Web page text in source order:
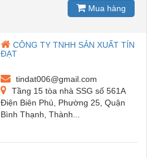
Mua hàng
CÔNG TY TNHH SẢN XUẤT TÍN
ĐẠT
tindat006@gmail.com
Tầng 15 tòa nhà SSG số 561A
Điện Biên Phủ, Phường 25, Quận
Bình Thạnh, Thành...